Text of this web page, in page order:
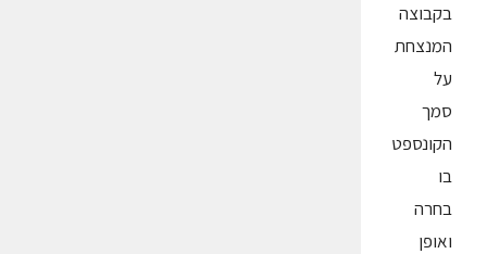
בקבוצה
המנצחת
על
סמך
הקונספט
בו
בחרה
ואופן